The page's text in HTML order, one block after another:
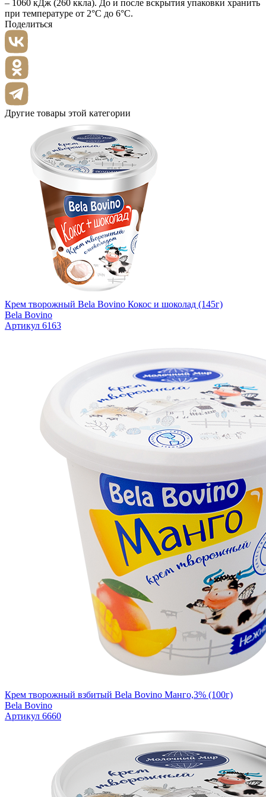
– 1060 кДж (260 ккла). До и после вскрытия упаковки хранить
при температуре от 2°С до 6°С.
Поделиться
Другие товары этой категории
Крем творожный Bela Bovino Кокос и шоколад (145г)
Bela Bovino
Артикул 6163
Крем творожный взбитый Bela Bovino Манго,3% (100г)
Bela Bovino
Артикул 6660